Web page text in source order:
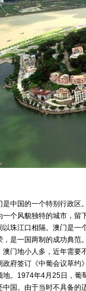
国的一个特别行政区。
一个风貌独特的城市，留
以珠江口相隔。澳门是一
，是一国两制 的成功典范
澳门地小人多，近年需要
政府签订《中葡会议草约
地。1974年4月25日，葡
中国。由于当时不具备的